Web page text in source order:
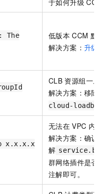
The
低版本 CCM 默
解决方案： 升级
CLB 资源组一
解决方案：移除
cloud-
x.x.x.x
无法在 VPC 内
解决方案：确认
解
群网络插件是否
注解即可。